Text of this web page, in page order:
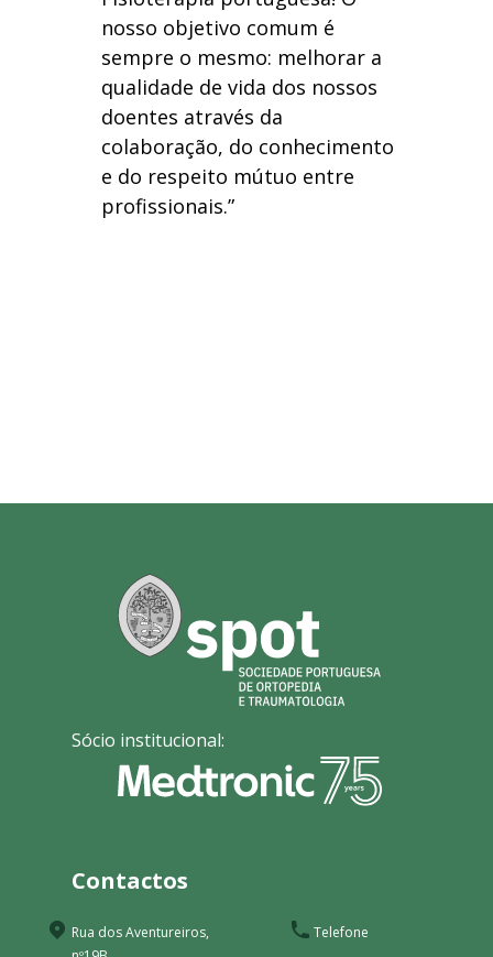
nosso objetivo comum é
sempre o mesmo: melhorar a
qualidade de vida dos nossos
doentes através da
colaboração, do conhecimento
e do respeito mútuo entre
profissionais.”
Sócio institucional:
Contactos
Rua dos Aventureiros,
Telefone